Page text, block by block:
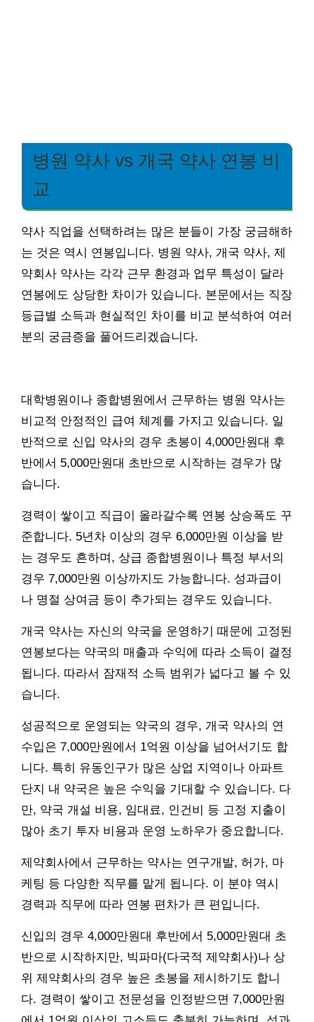
병원 약사 vs 개국 약사 연봉 비
교
약사 직업을 선택하려는 많은 분들이 가장 궁금해하
는 것은 역시 연봉입니다. 병원 약사, 개국 약사, 제
약회사 약사는 각각 근무 환경과 업무 특성이 달라
연봉에도 상당한 차이가 있습니다. 본문에서는 직장
등급별 소득과 현실적인 차이를 비교 분석하여 여러
분의 궁금증을 풀어드리겠습니다.
대학병원이나 종합병원에서 근무하는 병원 약사는
비교적 안정적인 급여 체계를 가지고 있습니다. 일
반적으로 신입 약사의 경우 초봉이 4,000만원대 후
반에서 5,000만원대 초반으로 시작하는 경우가 많
습니다.
경력이 쌓이고 직급이 올라갈수록 연봉 상승폭도 꾸
준합니다. 5년차 이상의 경우 6,000만원 이상을 받
는 경우도 흔하며, 상급 종합병원이나 특정 부서의
경우 7,000만원 이상까지도 가능합니다. 성과급이
나 명절 상여금 등이 추가되는 경우도 있습니다.
개국 약사는 자신의 약국을 운영하기 때문에 고정된
연봉보다는 약국의 매출과 수익에 따라 소득이 결정
됩니다. 따라서 잠재적 소득 범위가 넓다고 볼 수 있
습니다.
성공적으로 운영되는 약국의 경우, 개국 약사의 연
수입은 7,000만원에서 1억원 이상을 넘어서기도 합
니다. 특히 유동인구가 많은 상업 지역이나 아파트
단지 내 약국은 높은 수익을 기대할 수 있습니다. 다
만, 약국 개설 비용, 임대료, 인건비 등 고정 지출이
많아 초기 투자 비용과 운영 노하우가 중요합니다.
제약회사에서 근무하는 약사는 연구개발, 허가, 마
케팅 등 다양한 직무를 맡게 됩니다. 이 분야 역시
경력과 직무에 따라 연봉 편차가 큰 편입니다.
신입의 경우 4,000만원대 후반에서 5,000만원대 초
반으로 시작하지만, 빅파마(다국적 제약회사)나 상
위 제약회사의 경우 높은 초봉을 제시하기도 합니
다. 경력이 쌓이고 전문성을 인정받으면 7,000만원